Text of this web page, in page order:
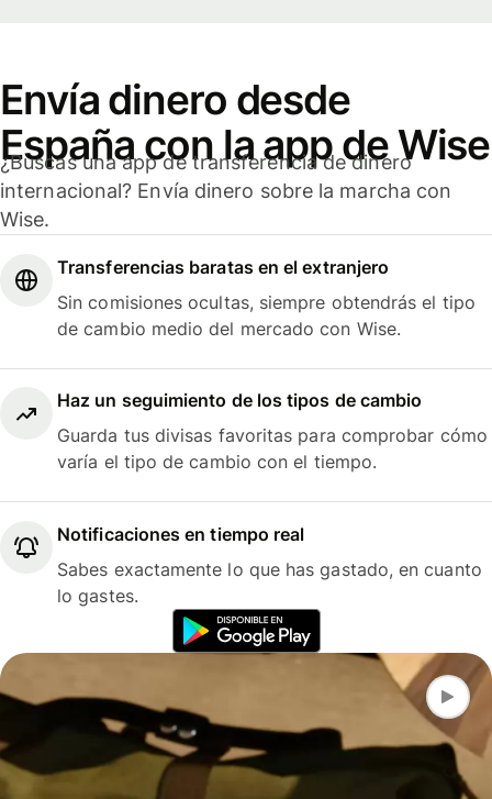
Envía dinero desde
España con la app de Wise
¿Buscas una app de transferencia de dinero
internacional? Envía dinero sobre la marcha con
Wise.
Transferencias baratas en el extranjero
Sin comisiones ocultas, siempre obtendrás el tipo
de cambio medio del mercado con Wise.
Haz un seguimiento de los tipos de cambio
Guarda tus divisas favoritas para comprobar cómo
varía el tipo de cambio con el tiempo.
Notificaciones en tiempo real
Sabes exactamente lo que has gastado, en cuanto
lo gastes.